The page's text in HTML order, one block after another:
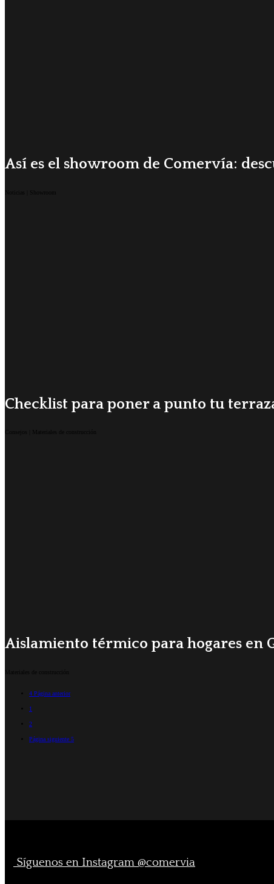
Así es el showroom de Comervía:
Noticias | Showroom
Checklist para poner a punto tu
Consejos | Materiales de construcción
Aislamiento térmico para hogares en
Materiales de construcción
4 Página anterior
1
2
Página siguiente 5
Síguenos en Instagram @comervia